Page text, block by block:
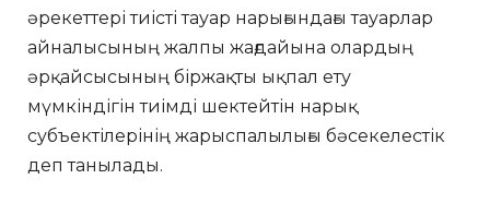
әрекеттері тиісті тауар нарығындағы тауарлар
айналысының жалпы жағдайына олардың
әрқайсысының біржақты ықпал ету
мүмкіндігін тиімді шектейтін нарық
субъектілерінің жарыспалылығы бәсекелестік
деп танылады.